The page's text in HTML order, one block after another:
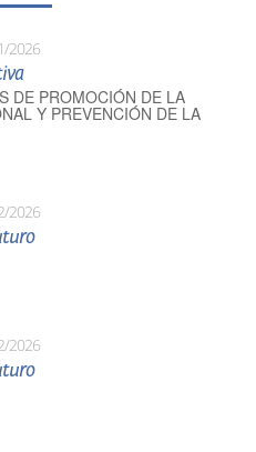
2026
DE PROMOCIÓN DE LA
Y PREVENCIÓN DE LA
2026
2026